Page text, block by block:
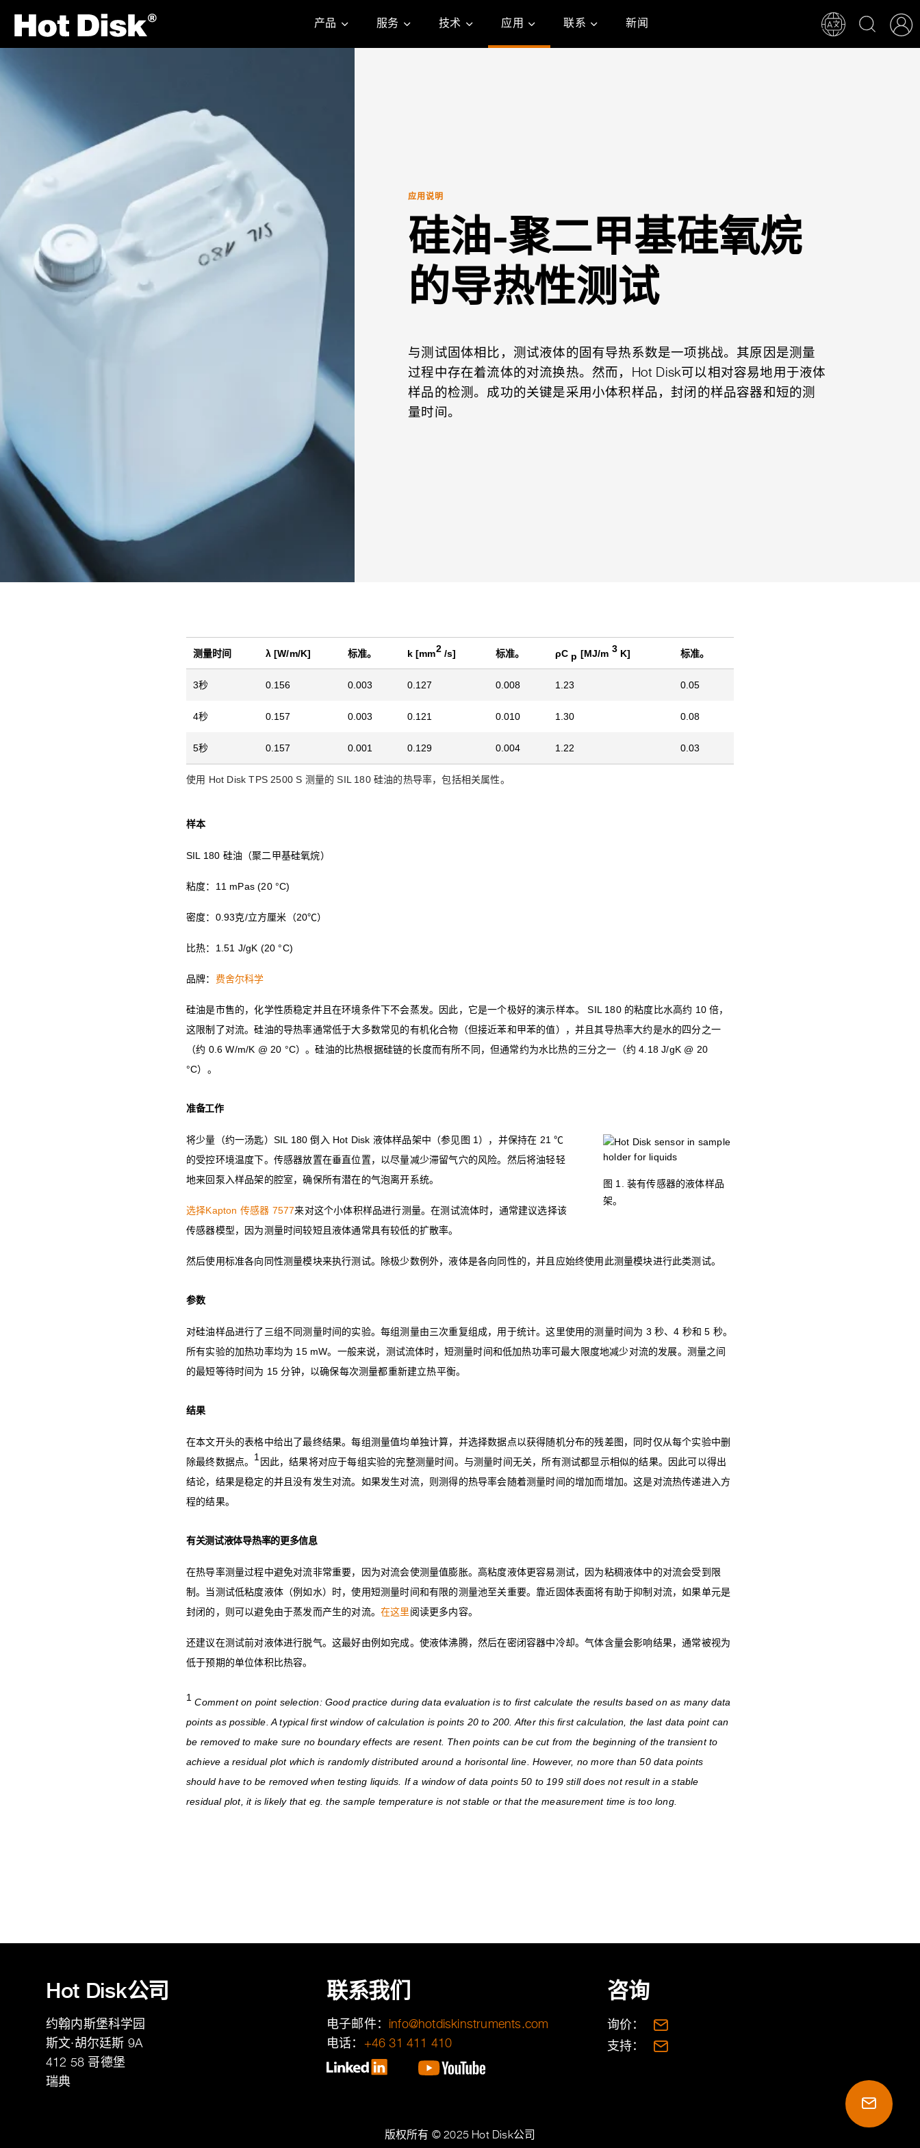
Site Navigation
产品 服务 技术 应用 联系 新闻
应用说明
硅油-聚二甲基硅氧烷
的导热性测试
与测试固体相比，测试液体的固有导热系数是一项挑战。其原因是测量
过程中存在着流体的对流换热。然而，Hot Disk可以相对容易地用于液体
样品的检测。成功的关键是采用小体积样品，封闭的样品容器和短的测
量时间。
使用 Hot Disk TPS 2500 S 测量的 SIL 180 硅油的热导率，包括相关属性。
测量时间 λ [W/m/K] 标准。 k [mm2/s] 标准。 ρC p [MJ/m 3 K] 标准。
3秒 0.156 0.003 0.127 0.008 1.23 0.05
4秒 0.157 0.003 0.121 0.010 1.30 0.08
5秒 0.157 0.001 0.129 0.004 1.22 0.03
样本
SIL 180 硅油（聚二甲基硅氧烷）
粘度：11 mPas (20 °C)
密度：0.93克/立方厘米（20℃）
比热：1.51 J/gK (20 °C)
品牌： 费舍尔科学
硅油是市售的，化学性质稳定并且在环境条件下不会蒸发。因此，它是一个极好的演示样本。 SIL 180 的粘度比水高约 10 倍，
这限制了对流。硅油的导热率通常低于大多数常见的有机化合物（但接近苯和甲苯的值），并且其导热率大约是水的四分之一
（约 0.6 W/m/K @ 20 °C）。硅油的比热根据硅链的长度而有所不同，但通常约为水比热的三分之一（约 4.18 J/gK @ 20
°C）。
准备工作
图 1. 装有传感器的液体样品
架。
将少量（约一汤匙）SIL 180 倒入 Hot Disk 液体样品架中（参见图 1），并保持在 21 ℃
的受控环境温度下。传感器放置在垂直位置，以尽量减少滞留气穴的风险。然后将油轻轻
地来回泵入样品架的腔室，确保所有潜在的气泡离开系统。
选择Kapton 传感器 7577来对这个小体积样品进行测量。在测试流体时，通常建议选择该
传感器模型，因为测量时间较短且液体通常具有较低的扩散率。
然后使用标准各向同性测量模块来执行测试。除极少数例外，液体是各向同性的，并且应始终使用此测量模块进行此类测试。
参数
对硅油样品进行了三组不同测量时间的实验。每组测量由三次重复组成，用于统计。这里使用的测量时间为 3 秒、4 秒和 5 秒。
所有实验的加热功率均为 15 mW。一般来说，测试流体时，短测量时间和低加热功率可最大限度地减少对流的发展。测量之间
的最短等待时间为 15 分钟，以确保每次测量都重新建立热平衡。
结果
在本文开头的表格中给出了最终结果。每组测量值均单独计算，并选择数据点以获得随机分布的残差图，同时仅从每个实验中删
除最终数据点。 1 因此，结果将对应于每组实验的完整测量时间。与测量时间无关，所有测试都显示相似的结果。因此可以得出
结论，结果是稳定的并且没有发生对流。如果发生对流，则测得的热导率会随着测量时间的增加而增加。这是对流热传递进入方
程的结果。
有关测试液体导热率的更多信息
在热导率测量过程中避免对流非常重要，因为对流会使测量值膨胀。高粘度液体更容易测试，因为粘稠液体中的对流会受到限
制。当测试低粘度液体（例如水）时，使用短测量时间和有限的测量池至关重要。靠近固体表面将有助于抑制对流，如果单元是
封闭的，则可以避免由于蒸发而产生的对流。 在这里阅读更多内容。
还建议在测试前对液体进行脱气。这最好由例如完成。使液体沸腾，然后在密闭容器中冷却。气体含量会影响结果，通常被视为
低于预期的单位体积比热容。
1 Comment on point selection: Good practice during data evaluation is to first calculate the results based on as many data
points as possible. A typical first window of calculation is points 20 to 200. After this first calculation, the last data point can
be removed to make sure no boundary effects are resent. Then points can be cut from the beginning of the transient to
achieve a residual plot which is randomly distributed around a horisontal line. However, no more than 50 data points
should have to be removed when testing liquids. If a window of data points 50 to 199 still does not result in a stable
residual plot, it is likely that eg. the sample temperature is not stable or that the measurement time is too long.
Hot Disk公司
约翰内斯堡科学园
斯文·胡尔廷斯 9A
412 58 哥德堡
瑞典
联系我们
电子邮件： moc.stnemurtsniksidtoh@ofni
电话： +46 31 411 410
咨询
询价：
支持：
版权所有 © 2025 Hot Disk公司